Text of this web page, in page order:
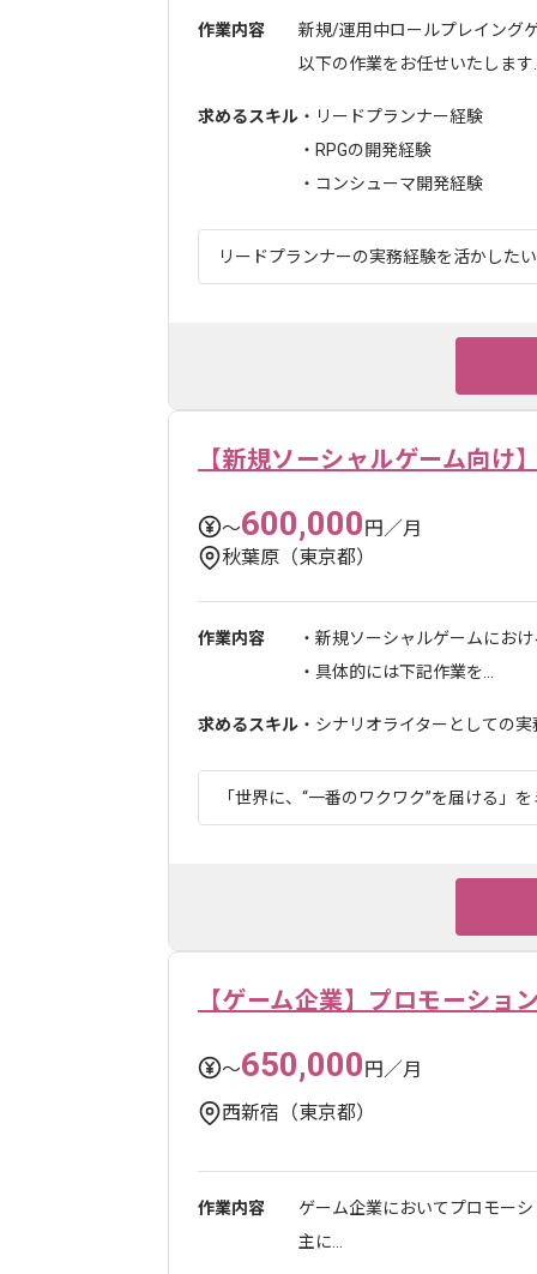
作業内容
新規/運用中ロールプレイング
以下の作業をお任せいたします
求めるスキル ・リードプランナー経験
・RPGの開発経験
・コンシューマ開発経験
リードプランナーの実務経験を活かした
【新規ソーシャルゲーム向け
〜600,000円／月
秋葉原（東京都）
作業内容
・新規ソーシャルゲームにお
・具体的には下記作業を...
求めるスキル ・シナリオライターとしての
「世界に、“一番のワクワク”を届ける」
【ゲーム企業】プロモーショ
〜650,000円／月
西新宿（東京都）
作業内容
ゲーム企業においてプロモー
主に...